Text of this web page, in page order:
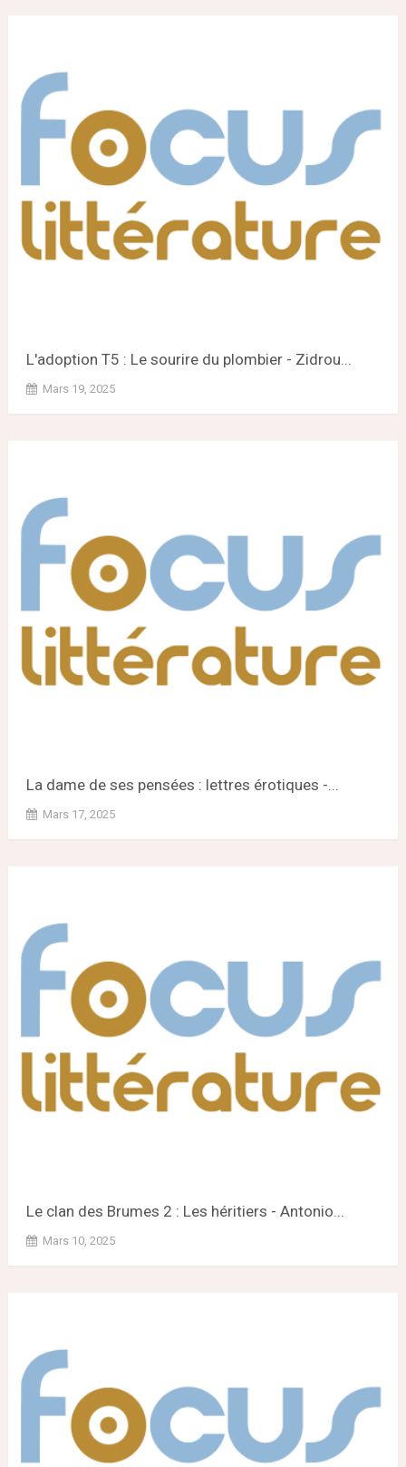
L'adoption T5 : Le sourire du plombier - Zidrou...
Mars 19, 2025
La dame de ses pensées : lettres érotiques -...
Mars 17, 2025
Le clan des Brumes 2 : Les héritiers - Antonio...
Mars 10, 2025